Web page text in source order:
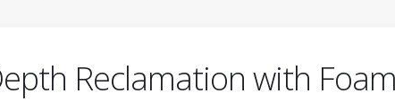
Reclamation with